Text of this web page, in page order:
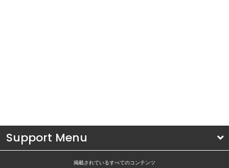
Support Menu
掲載されているすべてのコンテンツ